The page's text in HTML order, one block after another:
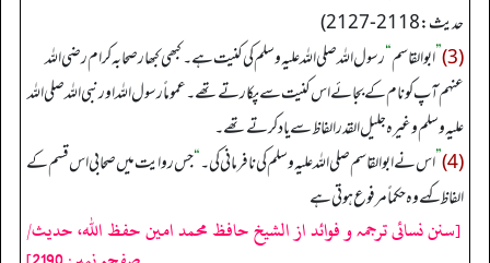
حدیث: 2118- 2127)
(3)
”ابوالقاسم“رسول اللہ صلی اللہ علیہ وسلم کی کنیت ہے۔ کبھی کبھار صحابہ کرام رضی اللہ
عنہم آپ کو نام کے بجائے اس کنیت سے پکارتے تھے۔ عموماً رسول اللہ اور نبی اللہ صلی اللہ
علیہ وسلم وغیرہ جلیل القدر الفاظ سے یاد کرتے تھے۔
(4)
”اس نے ابوالقاسم صلی اللہ علیہ وسلم کی نافرمانی کی۔“جس روایت میں صحابی اس قسم کے
الفاظ کہے وہ حکماً مرفوع ہوتی ہے
[سنن نسائی ترجمہ و فوائد از الشیخ حافظ محمد امین حفظ اللہ، حدیث/